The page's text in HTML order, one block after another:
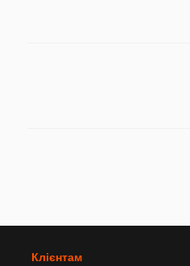
Клієнтам